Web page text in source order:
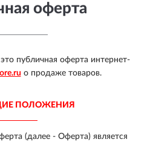
оферта
публичная оферта интернет-
о продаже товаров.
ПОЛОЖЕНИЯ
(далее - Оферта) является